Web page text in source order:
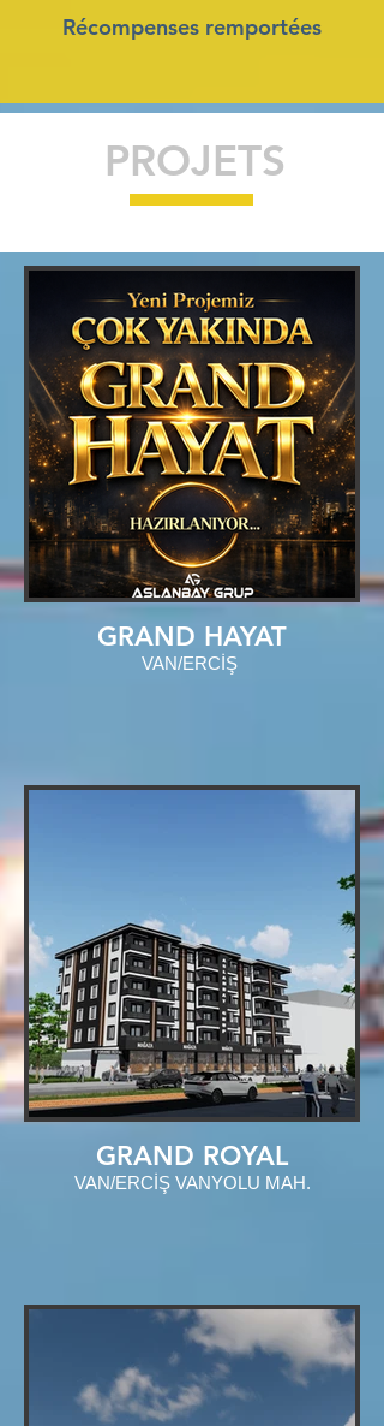
Récompenses remportées
PROJETS
GRAND HAYAT
VAN/ERCİŞ
GRAND ROYAL
VAN/ERCİŞ VANYOLU MAH.